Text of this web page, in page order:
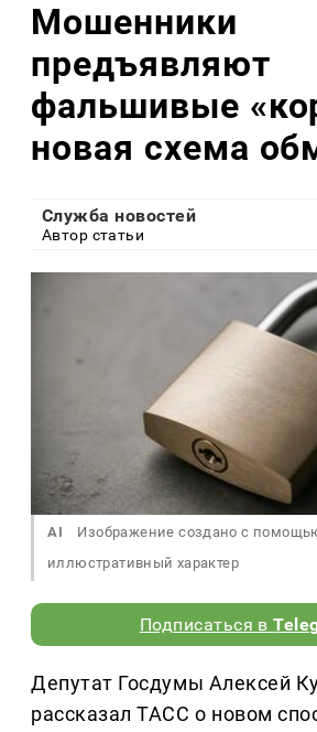
Мошенники
предъявляют
фальшивые
новая схема
Служба новостей
Автор статьи
AI
Изображение создано с
иллюстративный характер
Подписаться в
Депутат Госдумы Алексей
рассказал ТАСС о новом